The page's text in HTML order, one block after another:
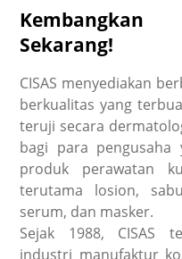
Sekarang!
CISAS menyediakan
berkualitas yang
teruji secara
bagi para pengusaha
produk perawatan
terutama losion,
serum, dan masker.
Sejak 1988, CISAS
industri manufaktur